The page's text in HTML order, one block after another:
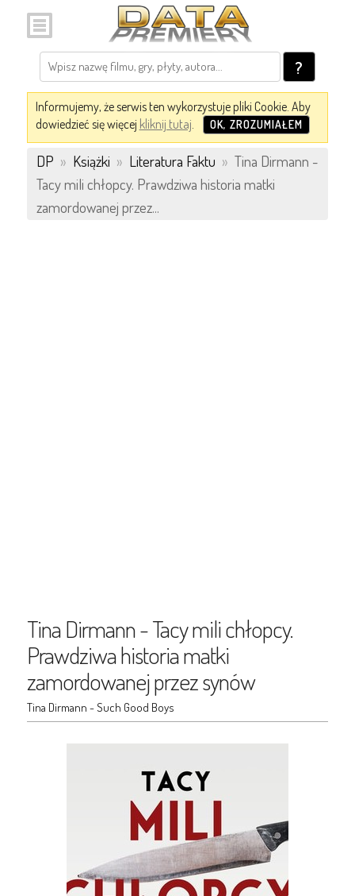
?
Informujemy, że serwis ten wykorzystuje pliki Cookie. Aby
dowiedzieć się więcej kliknij tutaj. OK, ZROZUMIAŁEM
DP » Książki » Literatura Faktu » Tina Dirmann -
Tacy mili chłopcy. Prawdziwa historia matki
zamordowanej przez...
Tina Dirmann - Tacy mili chłopcy.
Prawdziwa historia matki
zamordowanej przez synów
Tina Dirmann - Such Good Boys